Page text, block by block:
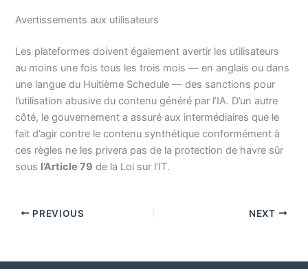
Avertissements aux utilisateurs
Les plateformes doivent également avertir les utilisateurs
au moins une fois tous les trois mois — en anglais ou dans
une langue du Huitième Schedule — des sanctions pour
l’utilisation abusive du contenu généré par l’IA. D’un autre
côté, le gouvernement a assuré aux intermédiaires que le
fait d’agir contre le contenu synthétique conformément à
ces règles ne les privera pas de la protection de havre sûr
sous l’Article 79 de la Loi sur l’IT.
PREVIOUS NEXT